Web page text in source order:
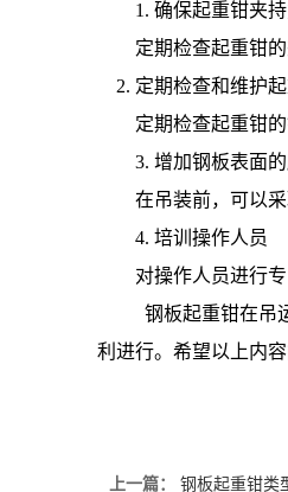
1. 确保起重钳夹持
定期检查起重钳的
2. 定期检查和维护
定期检查起重钳的
3. 增加钢板表面的
在吊装前，可以采
4. 培训操作人员
对操作人员进行专
钢板起重钳在吊运
利进行。希望以上内容
上一篇： 钢板起重钳类